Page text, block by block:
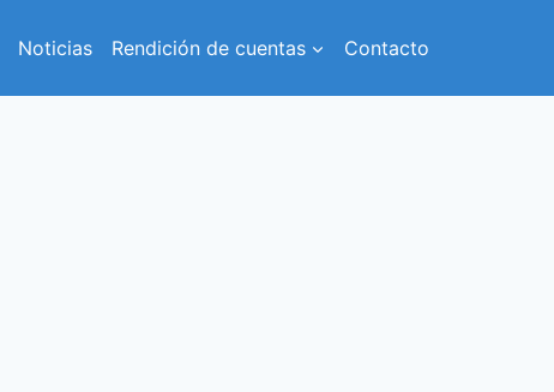
Noticias Rendición de cuentas Contacto